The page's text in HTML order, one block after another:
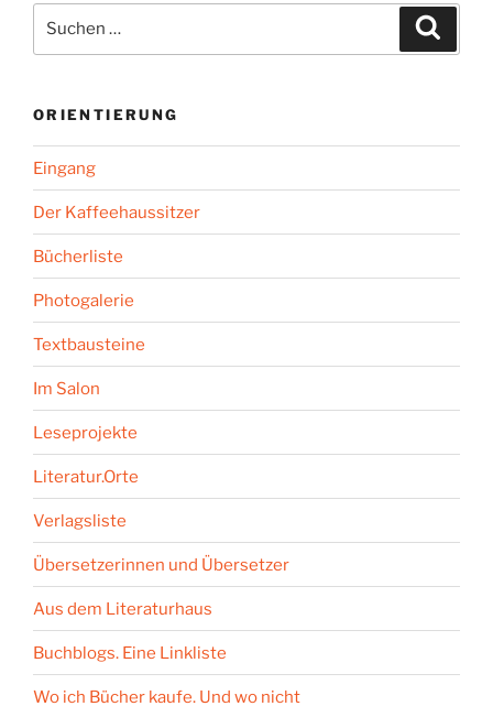
nach:
ORIENTIERUNG
Eingang
Der Kaffeehaussitzer
Bücherliste
Photogalerie
Textbausteine
Im Salon
Leseprojekte
Literatur.Orte
Verlagsliste
Übersetzerinnen und Übersetzer
Aus dem Literaturhaus
Buchblogs. Eine Linkliste
Wo ich Bücher kaufe. Und wo nicht